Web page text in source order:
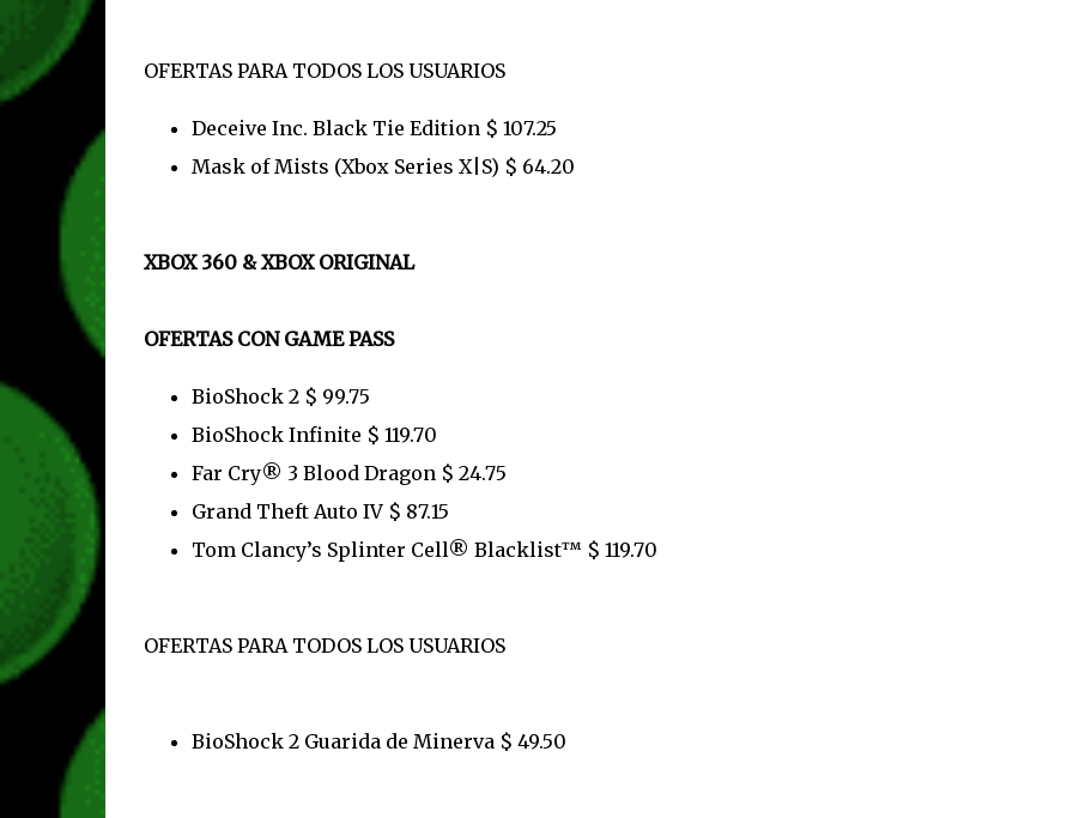
OFERTAS PARA TODOS LOS USUARIOS
Deceive Inc. Black Tie Edition $ 107.25
Mask of Mists (Xbox Series X|S) $ 64.20
XBOX 360 & XBOX ORIGINAL
OFERTAS CON GAME PASS
BioShock 2 $ 99.75
BioShock Infinite $ 119.70
Far Cry® 3 Blood Dragon $ 24.75
Grand Theft Auto IV $ 87.15
Tom Clancy’s Splinter Cell® Blacklist™ $ 119.70
OFERTAS PARA TODOS LOS USUARIOS
BioShock 2 Guarida de Minerva $ 49.50